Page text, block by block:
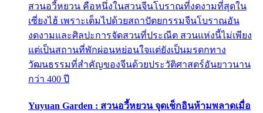
สวนอวี้หยวน คือหนึ่งในสวนจีนโบราณที่งดงามที่สุดใน
เซี่ยงไฮ้ เพราะเต็มไปด้วยสถาปัตยกรรมจีนโบราณอัน
งดงามและศิลปะการจัดสวนที่ประณีต สวนแห่งนี้ไม่เพียง
แต่เป็นสถานที่พักผ่อนหย่อนใจแต่ยังเป็นมรดกทาง
วัฒนธรรมที่สำคัญของจีนด้วยประวัติศาสตร์อันยาวนาน
กว่า 400 ปี
Yuyuan Garden : สวนอวี้หยวน จุดเช็กอินห้ามพลาดเมื่อ